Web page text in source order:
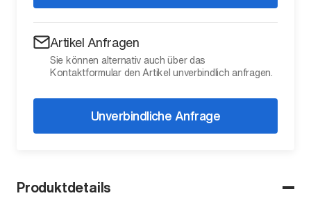
Produktdetails
Artikel Anfragen
Sie können alternativ auch über das
Kontaktformular den Artikel unverbindlich anfragen.
Unverbindliche Anfrage